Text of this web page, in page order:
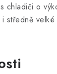
chladiči o
středně